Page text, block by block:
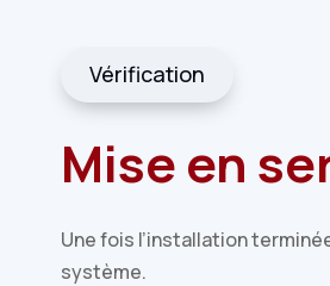
Vérification
Mise en
Une fois l’installation
système.